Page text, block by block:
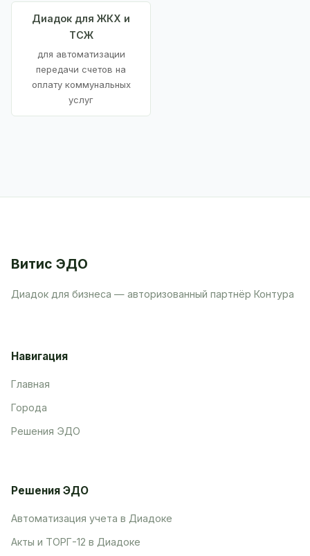
Диадок для ЖКХ и
ТСЖ
для автоматизации
передачи счетов на
оплату коммунальных
услуг
Витис ЭДО
Диадок для бизнеса — авторизованный партнёр Контура
Навигация
Главная
Города
Решения ЭДО
Решения ЭДО
Автоматизация учета в Диадоке
Акты и ТОРГ-12 в Диадоке